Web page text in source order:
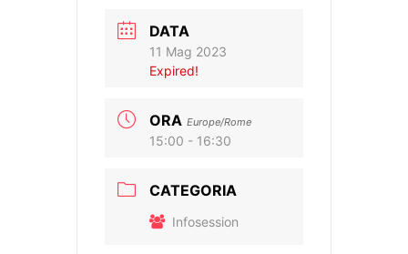
DATA
11 Mag 2023
Expired!
ORA Europe/Rome
15:00 - 16:30
CATEGORIA
Infosession